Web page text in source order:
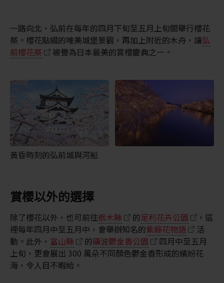
一路向北，弘前在每年的四月下旬至五月上旬間舉行櫻花
祭。櫻花點綴的唯美城堡景觀，再加上附近的木舟，讓弘
前櫻花祭
被譽為日本最美的賞櫻慶典之一。
黃昏時刻的弘前城與河船
賞櫻以外的選擇
除了櫻花以外，也可前往栃木縣 的足利花卉公園
，這
裡每年四月中至五月中，會舉辦知名的紫藤花物語
活
動。此外， 富山縣 的礪波鬱金香公園
四月中至五月
上旬，更會展出 300 萬朵不同顏色鬱金香形成的繽紛花
海，令人目不暇給。